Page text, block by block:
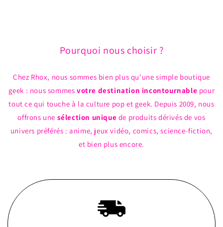
Pourquoi nous choisir ?
Chez Rhox, nous sommes bien plus qu'une simple boutique
geek : nous sommesvotre destination incontournable pour
tout ce qui touche à la culture pop et geek. Depuis 2009, nous
offrons une sélection unique de produits dérivés de vos
univers préférés : anime, jeux vidéo, comics, science-fiction,
et bien plus encore.